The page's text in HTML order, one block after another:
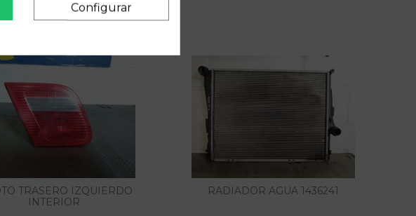
TRASERO IZQUIERDO
INTERIOR
RADIADOR AGUA 1436241
Configurar